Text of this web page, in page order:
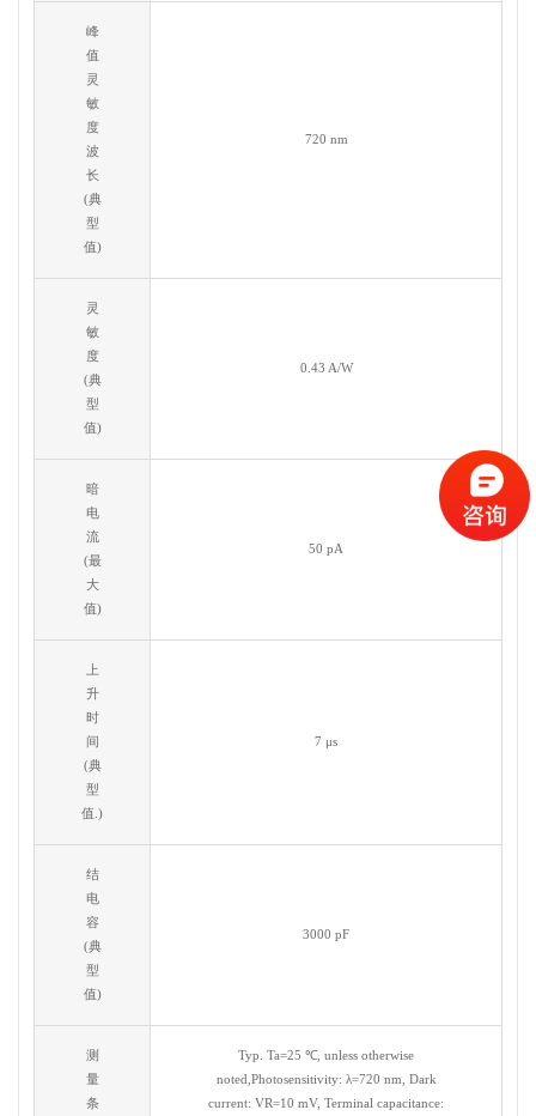
峰
值
灵
敏
度
波
长
(典
型
值)
720 nm
灵
敏
度
(典
型
值)
0.43 A/W
暗
电
流
(最
大
值)
50 pA
上
升
时
间
(典
型
值.)
7 μs
结
电
容
(典
型
值)
3000 pF
测
量
条
Typ. Ta=25 ℃, unless otherwise
noted,Photosensitivity: λ=720 nm, Dark
current: VR=10 mV, Terminal capacitance: